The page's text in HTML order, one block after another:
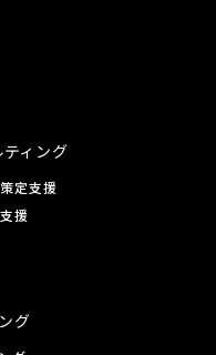
ィング
定支援
援
グ